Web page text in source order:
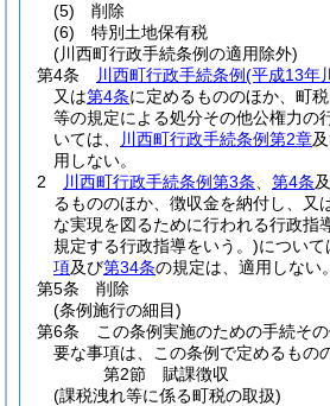
(5)
削除
(6)
特別土地保有税
(川西町行政手続条例の適用除外)
第4条
川西町行政手続条例(平成13年
又は第4条に定めるもののほか、町
等の規定による処分その他公権力の
いては、
川西町行政手続条例第2章
用しない。
2
川西町行政手続条例第3条 第4条
るもののほか、徴収金を納付し、又
な実現を図るために行われる行政指
規定する行政指導をいう。)について
項及び第34条の規定は、適用しない。
第5条
削除
(条例施行の細目)
第6条
この条例実施のための手続そ
要な事項は、この条例で定めるもの
第2節
賦課徴収
(課税洩れ等に係る町税の取扱)